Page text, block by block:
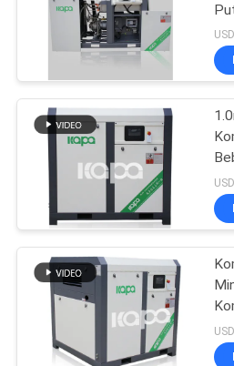
Kompresor
Sekrup
Kompresor
Sekrup